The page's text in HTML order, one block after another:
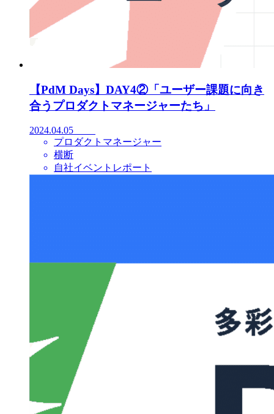
【PdM Days】DAY4②「ユーザー課題に向き
合うプロダクトマネージャーたち」
2024.04.05
プロダクトマネージャー
横断
自社イベントレポート